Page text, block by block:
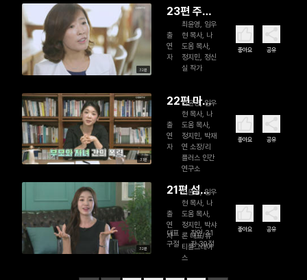
다 - 전화
성 씨엔티
테크 대표
32분
23편 주
는 사랑
과 오는 사
랑 - 정신
출
연
자
최윤영, 임우
현 목사, 나
도움 목사,
정지민, 정신
실 작가
좋아요 공유
31분
22편 마
음 속의 상
처 치유 안
내자 - 박재
연 리플러
스 인간연
구소 소장
출
연
자
최윤영, 임우
현 목사, 나
도움 목사,
정지민, 박재
연 소장/리
플러스 인간
연구소
좋아요 공유
32분
21편 섬김
과 나눔
을 실천하
는 미스코
리아 - 박샤
출
연
자
최윤영, 임우
현 목사, 나
도움 목사,
정지민, 박샤
론 대표/뷰
티풀그레이
스
대표
구절
잠언 31
장 30절
좋아요 공유